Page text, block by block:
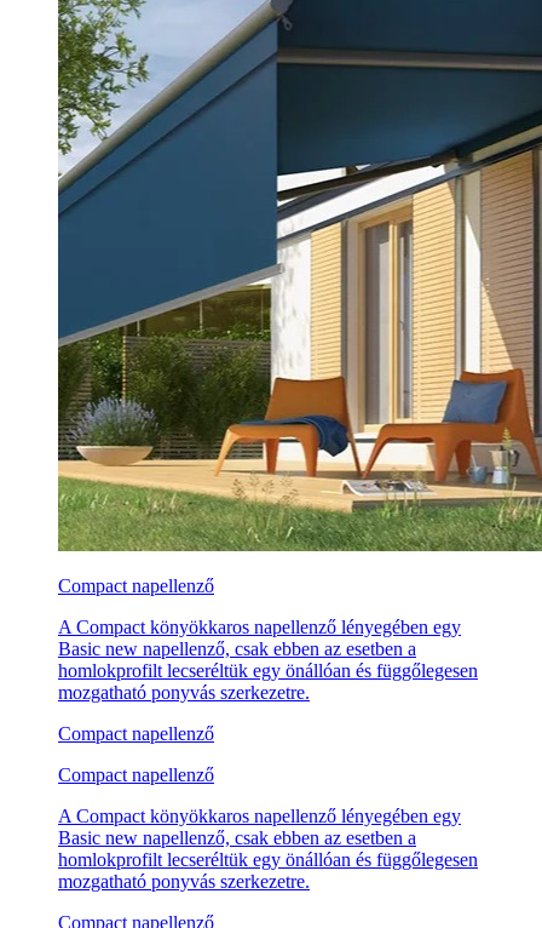
Compact napellenző
A Compact könyökkaros napellenző lényegében egy
Basic new napellenző, csak ebben az esetben a
homlokprofilt lecseréltük egy önállóan és függőlegesen
mozgatható ponyvás szerkezetre.
Compact napellenző
Compact napellenző
A Compact könyökkaros napellenző lényegében egy
Basic new napellenző, csak ebben az esetben a
homlokprofilt lecseréltük egy önállóan és függőlegesen
mozgatható ponyvás szerkezetre.
Compact napellenző